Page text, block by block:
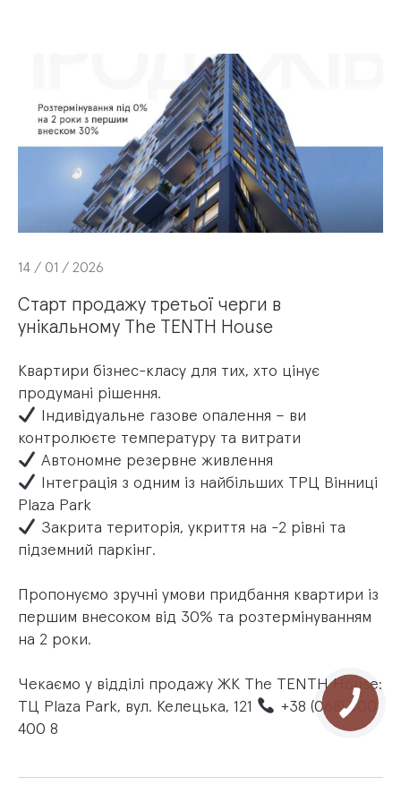
Про комплекс
Галерея
Квартири
Характеристики
Контакти
Зателефонуйте мені
14 / 01 / 2026
Старт продажу третьої черги в
унікальному The TENTH House
Квартири бізнес-класу для тих, хто цінує
продумані рішення.
Індивідуальне газове опалення – ви
контролюєте температуру та витрати
Автономне резервне живлення
Інтеграція з одним із найбільших ТРЦ Вінниці
Plaza Park
Закрита територія, укриття на -2 рівні та
підземний паркінг.
Пропонуємо зручні умови придбання квартири із
першим внесоком від 30% та розтермінуванням
на 2 роки.
Чекаємо у відділі продажу ЖК The TENTH House:
ТЦ Plaza Park, вул. Келецька, 121
+38 (068) 800
400 8
Про комплекс
Галерея
Панорама
Інфраструктура
Хід будівництва
Документи
Новини
Контакти
ПІДІБРАТИ КВАРТИРУ